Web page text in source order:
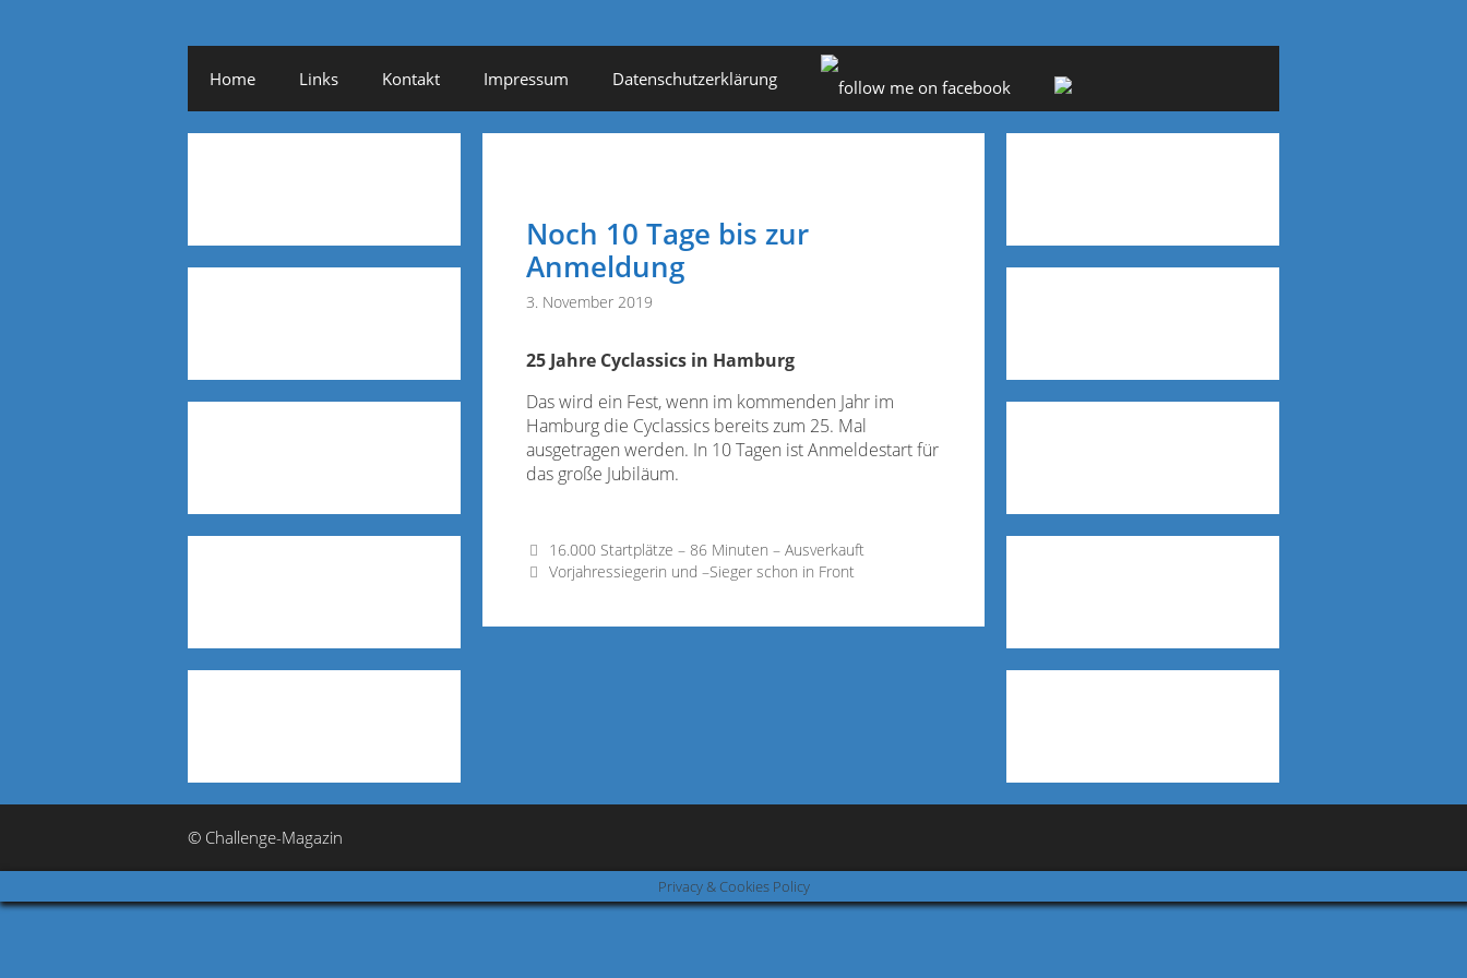
Home Links Kontakt Impressum Datenschutzerklärung
Noch 10 Tage bis zur
Anmeldung
3. November 2019
25 Jahre Cyclassics in Hamburg
Das wird ein Fest, wenn im kommenden Jahr im
Hamburg die Cyclassics bereits zum 25. Mal
ausgetragen werden. In 10 Tagen ist Anmeldestart für
das große Jubiläum.
16.000 Startplätze – 86 Minuten – Ausverkauft
Vorjahressiegerin und –Sieger schon in Front
© Challenge-Magazin
Privacy & Cookies Policy